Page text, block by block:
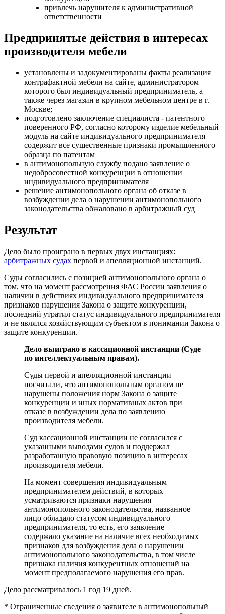
привлечь нарушителя к административной
ответственности
Предпринятые действия в интересах
производителя мебели
установлены и задокументированы факты реализация
контрафактной мебели на сайте, администратором
которого был индивидуальный предприниматель, а
также через магазин в крупном мебельном центре в г.
Москве;
подготовлено заключение специалиста - патентного
поверенного РФ, согласно которому изделие мебельный
модуль на сайте индивидуального предпринимателя
содержит все существенные признаки промышленного
образца по патентам
в антимонопольную службу подано заявление о
недобросовестной конкуренции в отношении
индивидуального предпринимателя
решение антимонопольного органа об отказе в
возбуждении дела о нарушении антимонопольного
законодательства обжаловано в арбитражный суд
Результат
Дело было проиграно в первых двух инстанциях:
арбитражных судах первой и апелляционной инстанций.
Суды согласились с позицией антимонопольного органа о
том, что на момент рассмотрения ФАС России заявления о
наличии в действиях индивидуального предпринимателя
признаков нарушения Закона о защите конкуренции,
последний утратил статус индивидуального предпринимателя
и не являлся хозяйствующим субъектом в понимании Закона о
защите конкуренции.
Дело выиграно в кассационной инстанции (Суде
по интеллектуальным правам).
Суды первой и апелляционной инстанции
посчитали, что антимонопольным органом не
нарушены положения норм Закона о защите
конкуренции и иных нормативных актов при
отказе в возбуждении дела по заявлению
производителя мебели.
Суд кассационной инстанции не согласился с
указанными выводами судов и поддержал
разработанную правовую позицию в интересах
производителя мебели.
На момент совершения индивидуальным
предпринимателем действий, в которых
усматриваются признаки нарушения
антимонопольного законодательства, названное
лицо обладало статусом индивидуального
предпринимателя, то есть, его заявление
содержало указание на наличие всех необходимых
признаков для возбуждения дела о нарушении
антимонопольного законодательства, в том числе
признака наличия конкурентных отношений на
момент предполагаемого нарушения его прав.
Дело рассматривалось 1 год 19 дней.
* Ограниченные сведения о заявителе в антимонопольный